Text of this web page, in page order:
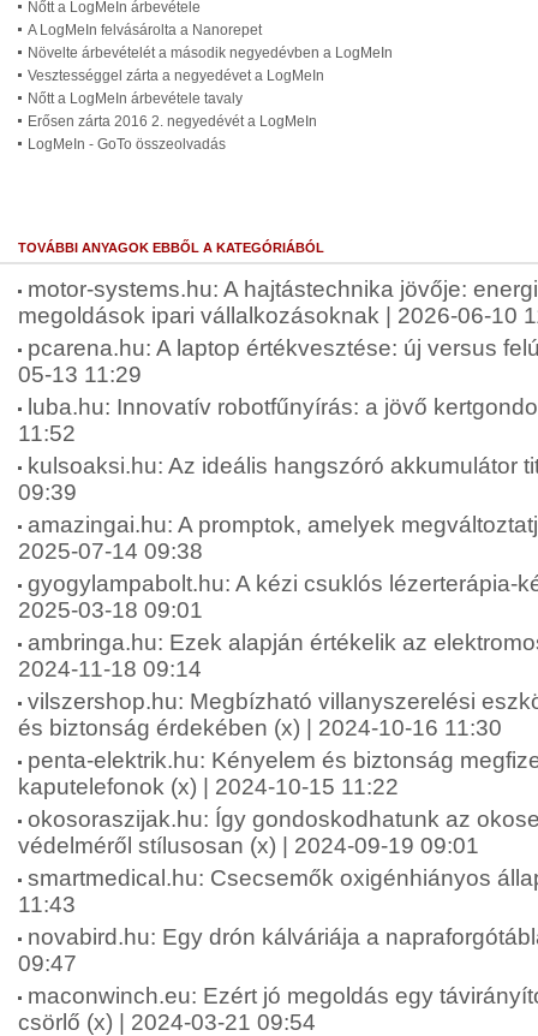
Nőtt a LogMeIn árbevétele
A LogMeIn felvásárolta a Nanorepet
Növelte árbevételét a második negyedévben a LogMeIn
Vesztességgel zárta a negyedévet a LogMeIn
Nőtt a LogMeIn árbevétele tavaly
Erősen zárta 2016 2. negyedévét a LogMeIn
LogMeIn - GoTo összeolvadás
TOVÁBBI ANYAGOK EBBŐL A KATEGÓRIÁBÓL
motor-systems.hu: A hajtástechnika jövője:
megoldások ipari vállalkozásoknak | 2026-06-10
pcarena.hu: A laptop értékvesztése: új versus
05-13 11:29
luba.hu: Innovatív robotfűnyírás: a jövő
11:52
kulsoaksi.hu: Az ideális hangszóró akkumulátor
09:39
amazingai.hu: A promptok, amelyek
2025-07-14 09:38
gyogylampabolt.hu: A kézi csuklós lézerterápia-
2025-03-18 09:01
ambringa.hu: Ezek alapján értékelik az
2024-11-18 09:14
vilszershop.hu: Megbízható villanyszerelési
és biztonság érdekében (x) | 2024-10-16 11:30
penta-elektrik.hu: Kényelem és biztonság
kaputelefonok (x) | 2024-10-15 11:22
okosoraszijak.hu: Így gondoskodhatunk az
védelméről stílusosan (x) | 2024-09-19 09:01
smartmedical.hu: Csecsemők oxigénhiányos
11:43
novabird.hu: Egy drón kálváriája a
09:47
maconwinch.eu: Ezért jó megoldás egy
csörlő (x) | 2024-03-21 09:54